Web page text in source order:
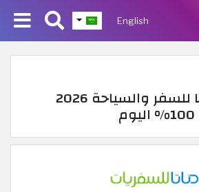
English
كوبونات دناتا للسفر والسياحة 2026